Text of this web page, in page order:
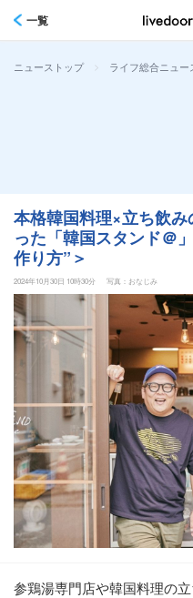
一覧
ニューストップ > ライフ総合ニュー
本格韓国料理×立ち飲
った「韓国スタンド＠
作り方”＞
2024年10月30日 10時30分 写真：おなじみ
参鶏湯専門店や韓国料理の